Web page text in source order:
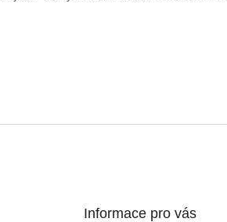
Informace pro vás